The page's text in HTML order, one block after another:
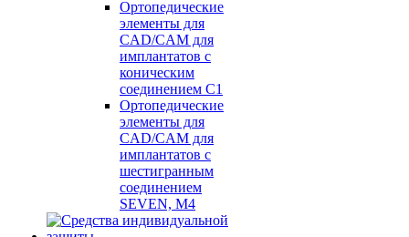
Ортопедические
элементы для
CAD/CAM для
имплантатов с
коническим
соединением С1
Ортопедические
элементы для
CAD/CAM для
имплантатов с
шестигранным
соединением
SEVEN, М4